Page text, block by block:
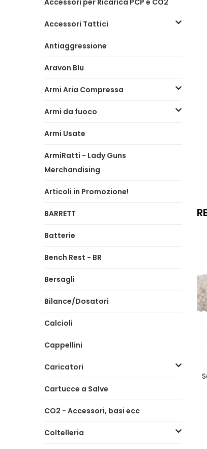
Accessori per Ricarica PCP e CO2
Accessori Tattici
Antiaggressione
Aravon Blu
Armi Aria Compressa
Armi da fuoco
Armi Usate
ArmiRatti - Lady Guns
Merchandising
Articoli in Promozione!
BARRETT
Batterie
Bench Rest - BR
Bersagli
Bilance/Dosatori
Calcioli
Cappellini
Caricatori
Cartucce a Salve
CO2 - Accessori, basi ecc
Coltelleria